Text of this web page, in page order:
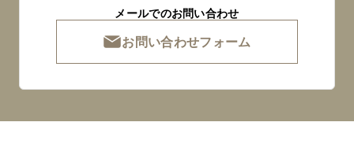
メールでのお問い合わせ
お問い合わせフォーム